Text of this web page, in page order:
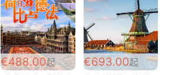
€488.00起 €693.00起